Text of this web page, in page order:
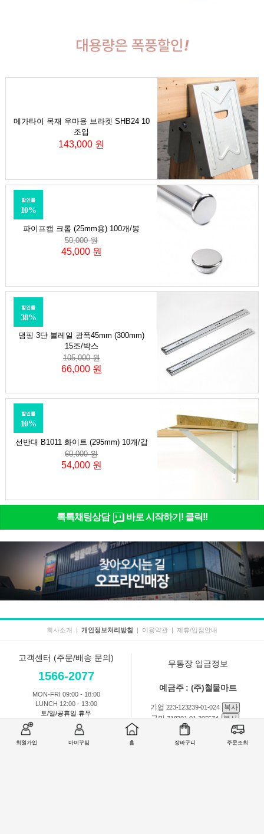
회원가입 마이꾸밈 홈 장바구니 주문조회
메가타이 목재 우마용 브라켓 SHB24 10
조입
143,000 원
파이프캡 크롬 (25mm용) 100개/봉
할인률
10%
50,000 원
45,000 원
댐핑 3단 볼레일 광폭45mm (300mm)
15조/박스
할인률
38%
105,000 원
66,000 원
선반대 B1011 화이트 (295mm) 10개/갑
할인률
10%
60,000 원
54,000 원
톡톡채팅상담 바로 시작하기! 클릭!!
회사소개 | 개인정보처리방침 | 이용약관 | 제휴/입점안내
고객센터 (주문/배송 문의)
1566-2077
MON-FRI 09:00 - 18:00
LUNCH 12:00 - 13:00
토/일/공휴일 휴무
무통장 입금정보
예금주 : (주)철물마트
기업 223-123239-01-024
복사
국민718201-01-205674
복사
301-0168-3882-11 복사